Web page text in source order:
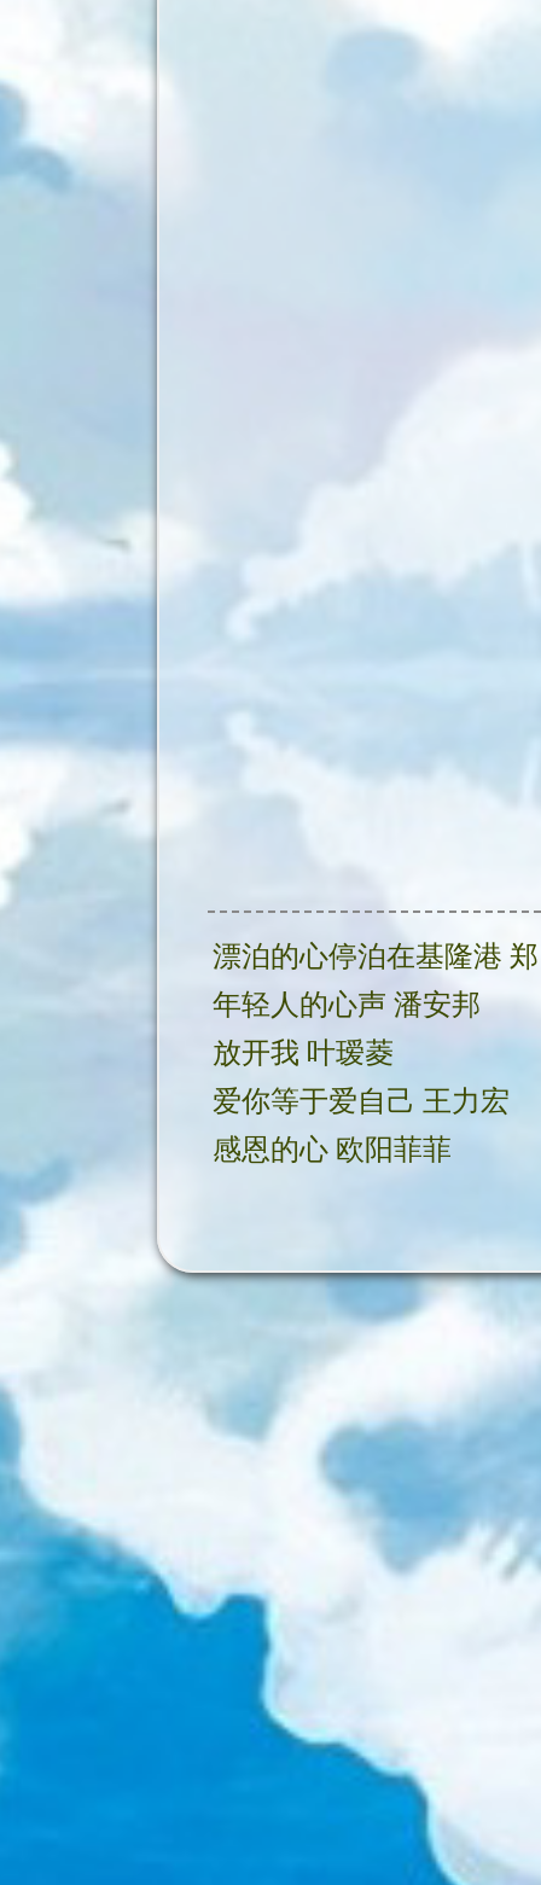
年轻人的心声 潘安邦
放开我 叶瑷菱
爱你等于爱自己 王力宏
感恩的心 欧阳菲菲